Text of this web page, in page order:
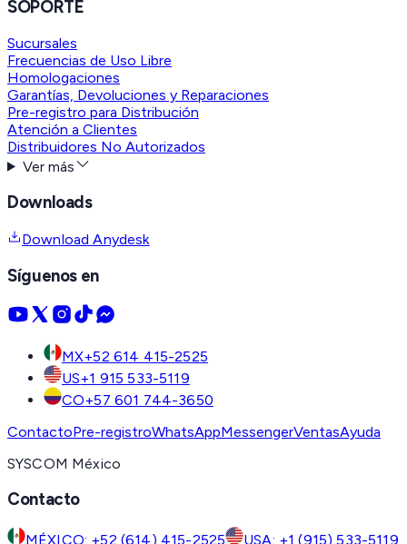
SOPORTE
Sucursales
Frecuencias de Uso Libre
Homologaciones
Garantías, Devoluciones y Reparaciones
Pre-registro para Distribución
Atención a Clientes
Distribuidores No Autorizados
Ver más
Downloads
Download Anydesk
Síguenos en
MX+52 614 415-2525
US+1 915 533-5119
CO+57 601 744-3650
ContactoPre-registroWhatsAppMessengerVentasAyuda
SYSCOM México
Contacto
MÉXICO: +52 (614) 415-2525 USA: +1 (915) 533-5119